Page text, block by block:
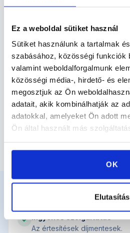
Ez a weboldal sütiket használ
Sütiket használunk a tartalmak
szabásához, közösségi funkciók
valamint weboldalforgalmunk
közösségi média-, hirdető- és
megosztjuk az Ön
adatait, akik kombinálhatják az
adatokkal, amelyeket Ön adott
Ön által használt más
OK
Elutasítás
Jégkár galéria
Miért válaszd a
✓
Az értesítések díjmentesek.